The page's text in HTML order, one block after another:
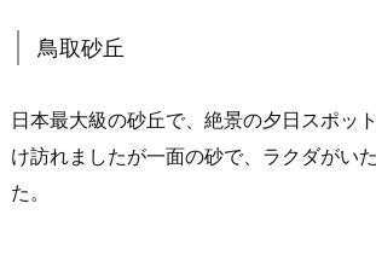
鳥取砂丘
日本最大級の砂丘で、絶景の夕日スポッ
け訪れましたが一面の砂で、ラクダがい
た。